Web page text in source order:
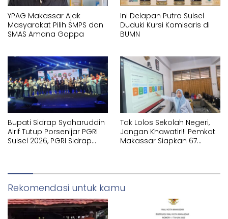
YPAG Makassar Ajak
Masyarakat Pilih SMPS dan
SMAS Amana Gappa
Ini Delapan Putra Sulsel
Duduki Kursi Komisaris di
BUMN
Bupati Sidrap Syaharuddin
Alrif Tutup Porsenijar PGRI
Sulsel 2026, PGRI Sidrap
Tak Lolos Sekolah Negeri,
Jangan Khawatir!!! Pemkot
Makassar Siapkan 67
Rekomendasi untuk kamu